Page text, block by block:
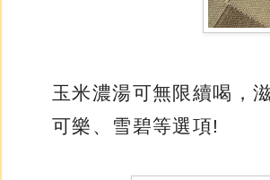
玉米濃湯可無限續喝，
可樂、雪碧等選項!